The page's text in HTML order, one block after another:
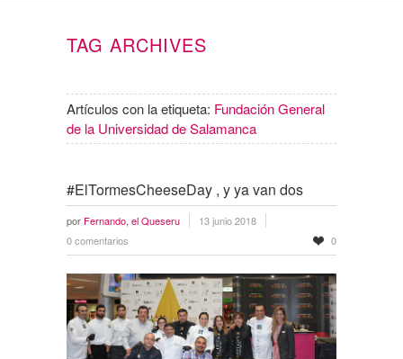
TAG ARCHIVES
Artículos con la etiqueta: Fundación General
de la Universidad de Salamanca
#ElTormesCheeseDay , y ya van dos
por Fernando, el Queseru
13 junio 2018
0 comentarios
0